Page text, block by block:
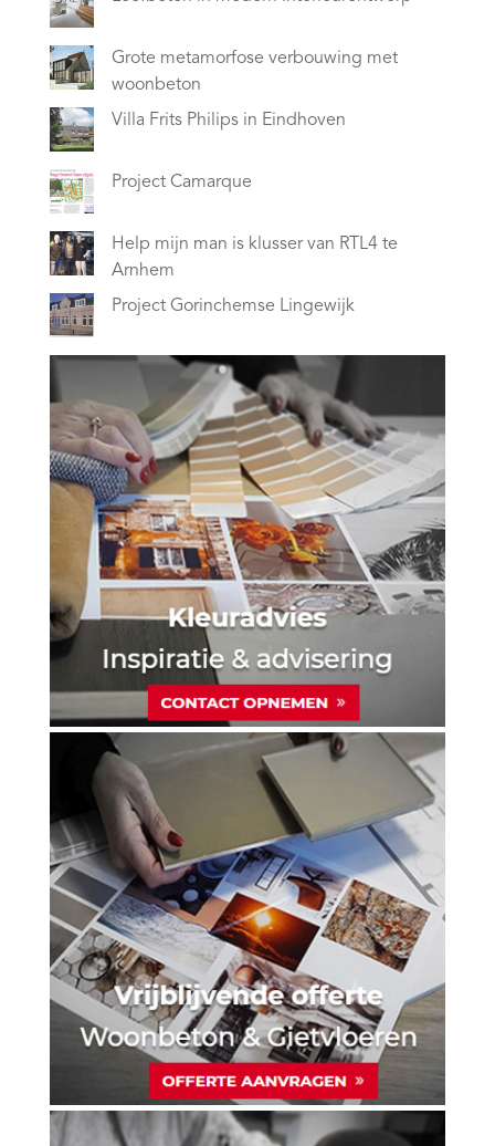
Grote metamorfose verbouwing met
woonbeton
Villa Frits Philips in Eindhoven
Project Camarque
Help mijn man is klusser van RTL4 te
Arnhem
Project Gorinchemse Lingewijk